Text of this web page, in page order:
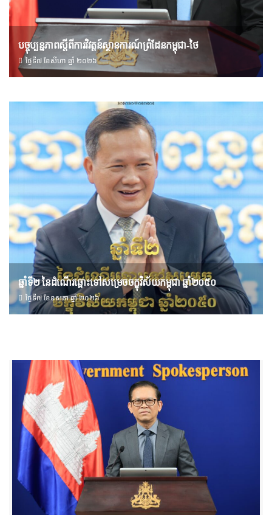
បច្ចុប្បន្នភាពស្ដីពីការវិវត្តន៍ស្ថានការណ៍ព្រំដែនកម្ពុជា-ថៃ
ថ្ងៃទី៧ ខែ​សីហា ឆ្នាំ ២០២៦
ឆ្នាំទី២ នៃដំណើរឆ្ពោះទៅសម្រេច​ចក្ខុវិស័យ​កម្ពុជា ឆ្នាំ២០៥០
ថ្ងៃទី៧ ខែ​ឧសភា ឆ្នាំ ២០២៦